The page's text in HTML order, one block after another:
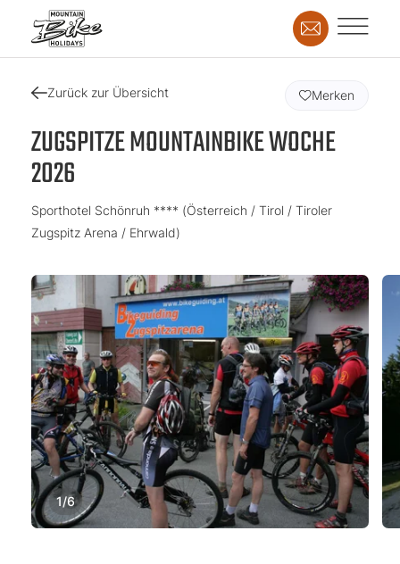
Zurück zur Übersicht
ZUGSPITZE MOUNTAINBIKE WOCHE
2026
Sporthotel Schönruh **** (Österreich / Tirol / Tiroler
Zugspitz Arena / Ehrwald)
Merken
1/6